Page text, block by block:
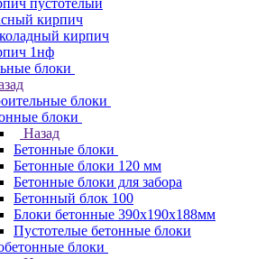
пустотелый
кирпич
кирпич
1нф
блоки
блоки
блоки
Назад
Бетонные блоки
Бетонные блоки 120 мм
Бетонные блоки для забора
Бетонный блок 100
Блоки бетонные 390х190х188мм
Пустотелые бетонные блоки
блоки